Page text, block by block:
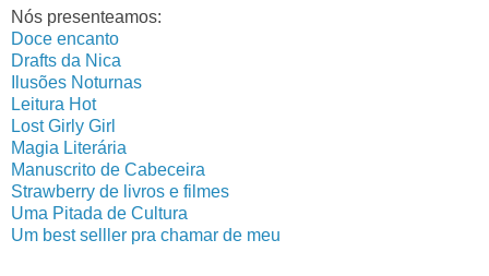
Nós presenteamos:
Doce encanto
Drafts da Nica
Ilusões Noturnas
Leitura Hot
Lost Girly Girl
Magia Literária
Manuscrito de Cabeceira
Strawberry de livros e filmes
Uma Pitada de Cultura
Um best selller pra chamar de meu